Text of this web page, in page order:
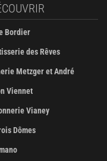
Bordier
des Rêves
Metzger et André
Viennet
Vianey
Dômes